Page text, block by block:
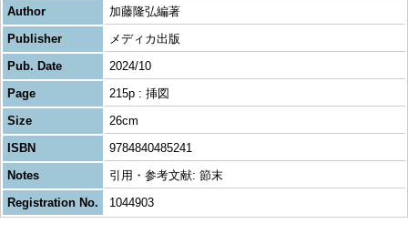
Author
加藤隆弘編著
Publisher
メディカ出版
Pub. Date
2024/10
Page
215p : 挿図
Size
26cm
ISBN
9784840485241
Notes
引用・参考文献: 節末
Registration No.
1044903